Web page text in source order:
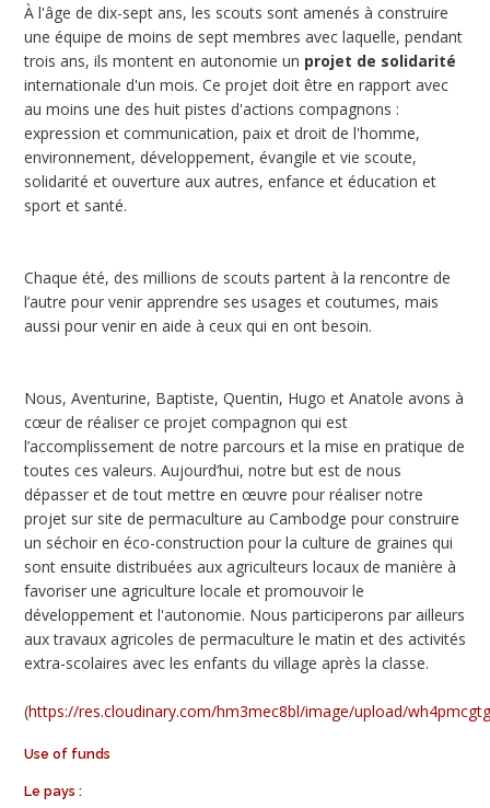
À l'âge de dix-sept ans, les scouts sont amenés à construire
une équipe de moins de sept membres avec laquelle, pendant
trois ans, ils montent en autonomie un projet de solidarité
internationale d'un mois. Ce projet doit être en rapport avec
au moins une des huit pistes d'actions compagnons :
expression et communication, paix et droit de l'homme,
environnement, développement, évangile et vie scoute,
solidarité et ouverture aux autres, enfance et éducation et
sport et santé.
Chaque été, des millions de scouts partent à la rencontre de
l’autre pour venir apprendre ses usages et coutumes, mais
aussi pour venir en aide à ceux qui en ont besoin.
Nous, Aventurine, Baptiste, Quentin, Hugo et Anatole avons à
cœur de réaliser ce projet compagnon qui est
l’accomplissement de notre parcours et la mise en pratique de
toutes ces valeurs. Aujourd’hui, notre but est de nous
dépasser et de tout mettre en œuvre pour réaliser notre
projet sur site de permaculture au Cambodge pour construire
un séchoir en éco-construction pour la culture de graines qui
sont ensuite distribuées aux agriculteurs locaux de manière à
favoriser une agriculture locale et promouvoir le
développement et l'autonomie. Nous participerons par ailleurs
aux travaux agricoles de permaculture le matin et des activités
extra-scolaires avec les enfants du village après la classe.
(https://res.cloudinary.com/hm3mec8bl/image/upload/
Use of funds
Le pays :